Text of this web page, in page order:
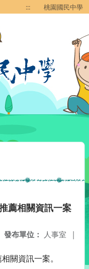
::: 桃園國民中學
薦相關資訊一案
發布單位： 人事室 |
關資訊一案。